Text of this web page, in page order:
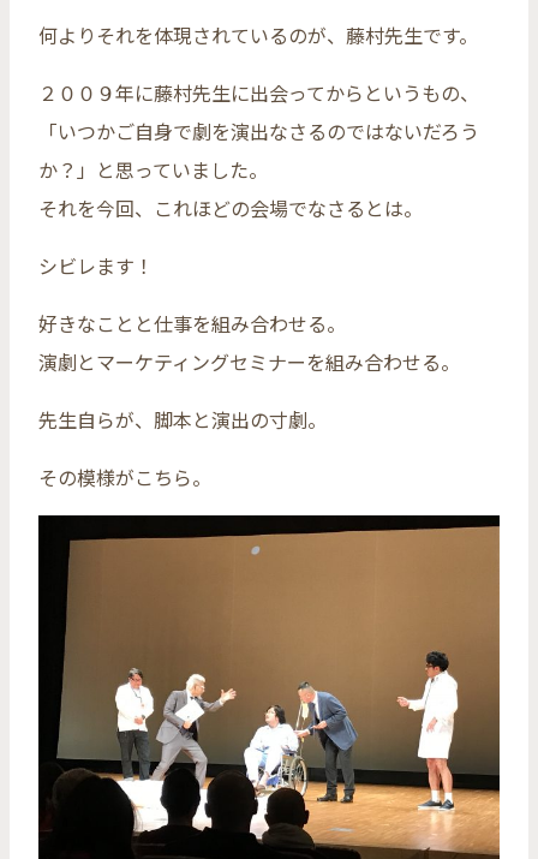
何よりそれを体現されているのが、藤村先生です。
２００９年に藤村先生に出会ってからというもの、
「いつかご自身で劇を演出なさるのではないだろう
か？」と思っていました。
それを今回、これほどの会場でなさるとは。
シビレます！
好きなことと仕事を組み合わせる。
演劇とマーケティングセミナーを組み合わせる。
先生自らが、脚本と演出の寸劇。
その模様がこちら。